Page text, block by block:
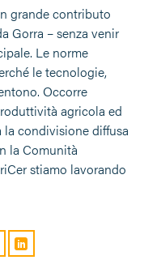
grande contributo
Gorra – senza venir
Le norme
le tecnologie,
Occorre
agricola ed
condivisione diffusa
la Comunità
stiamo lavorando